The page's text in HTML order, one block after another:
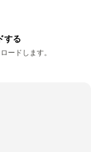
する
ードします。